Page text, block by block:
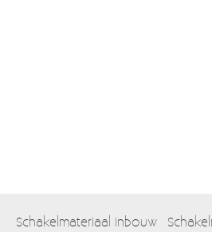
Schakelmateriaal inbouw